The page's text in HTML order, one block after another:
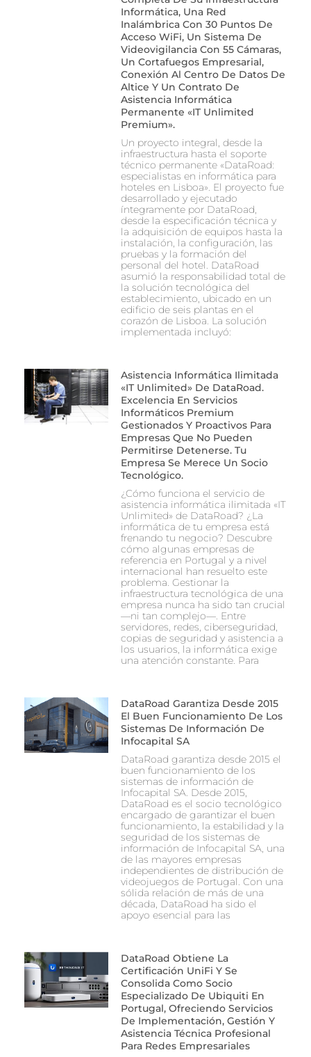
Informática, Una Red
Inalámbrica Con 30 Puntos De
Acceso WiFi, Un Sistema De
Videovigilancia Con 55 Cámaras,
Un Cortafuegos Empresarial,
Conexión Al Centro De Datos De
Altice Y Un Contrato De
Asistencia Informática
Permanente «IT Unlimited
Premium».
Un proyecto integral, desde la
infraestructura hasta el soporte
técnico permanente «DataRoad:
especialistas en informática para
hoteles en Lisboa». El proyecto fue
desarrollado y ejecutado
íntegramente por DataRoad,
desde la especificación técnica y
la adquisición de equipos hasta la
instalación, la configuración, las
pruebas y la formación del
personal del hotel. DataRoad
asumió la responsabilidad total de
la solución tecnológica del
establecimiento, ubicado en un
edificio de seis plantas en el
corazón de Lisboa. La solución
implementada incluyó:
Asistencia Informática Ilimitada
«IT Unlimited» De DataRoad.
Excelencia En Servicios
Informáticos Premium
Gestionados Y Proactivos Para
Empresas Que No Pueden
Permitirse Detenerse. Tu
Empresa Se Merece Un Socio
Tecnológico.
¿Cómo funciona el servicio de
asistencia informática ilimitada «IT
Unlimited» de DataRoad? ¿La
informática de tu empresa está
frenando tu negocio? Descubre
cómo algunas empresas de
referencia en Portugal y a nivel
internacional han resuelto este
problema. Gestionar la
infraestructura tecnológica de una
empresa nunca ha sido tan crucial
—ni tan complejo—. Entre
servidores, redes, ciberseguridad,
copias de seguridad y asistencia a
los usuarios, la informática exige
una atención constante. Para
DataRoad Garantiza Desde 2015
El Buen Funcionamiento De Los
Sistemas De Información De
Infocapital SA
DataRoad garantiza desde 2015 el
buen funcionamiento de los
sistemas de información de
Infocapital SA. Desde 2015,
DataRoad es el socio tecnológico
encargado de garantizar el buen
funcionamiento, la estabilidad y la
seguridad de los sistemas de
información de Infocapital SA, una
de las mayores empresas
independientes de distribución de
videojuegos de Portugal. Con una
sólida relación de más de una
década, DataRoad ha sido el
apoyo esencial para las
DataRoad Obtiene La
Certificación UniFi Y Se
Consolida Como Socio
Especializado De Ubiquiti En
Portugal, Ofreciendo Servicios
De Implementación, Gestión Y
Asistencia Técnica Profesional
Para Redes Empresariales